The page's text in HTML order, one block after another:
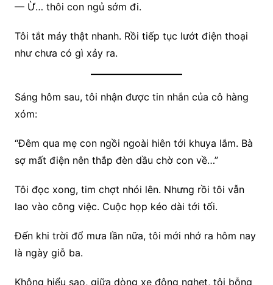
— Ừ… thôi con ngủ sớm đi.
Tôi tắt máy thật nhanh. Rồi tiếp tục lướt điện thoại
như chưa có gì xảy ra.
Sáng hôm sau, tôi nhận được tin nhắn của cô hàng
xóm:
“Đêm qua mẹ con ngồi ngoài hiên tới khuya lắm. Bà
sợ mất điện nên thắp đèn dầu chờ con về…”
Tôi đọc xong, tim chợt nhói lên. Nhưng rồi tôi vẫn
lao vào công việc. Cuộc họp kéo dài tới tối.
Đến khi trời đổ mưa lần nữa, tôi mới nhớ ra hôm nay
là ngày giỗ ba.
Không hiểu sao, giữa dòng xe đông nghẹt, tôi bỗng